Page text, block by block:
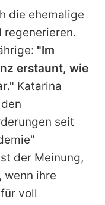
die ehemalige
regenerieren.
"Im
erstaunt, wie
Katarina
seit
der Meinung,
wenn ihre
voll